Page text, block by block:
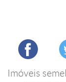
Imóveis